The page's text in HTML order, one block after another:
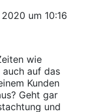
um 10:16
wie
auf das
Kunden
Geht gar
und